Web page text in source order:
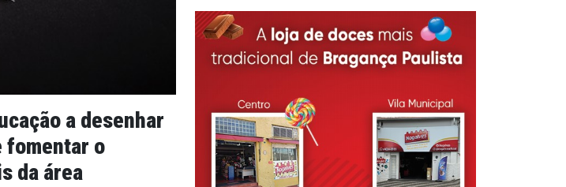
a desenhar
fomentar o
da área